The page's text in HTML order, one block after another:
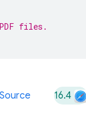
files.
16.4
Source